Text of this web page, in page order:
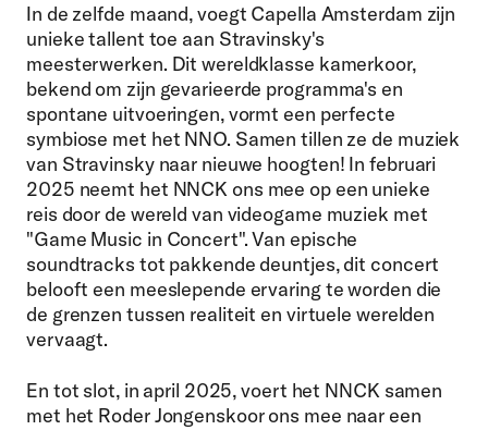
In de zelfde maand, voegt Capella Amsterdam zijn
unieke tallent toe aan Stravinsky's
meesterwerken. Dit wereldklasse kamerkoor,
bekend om zijn gevarieerde programma's en
spontane uitvoeringen, vormt een perfecte
symbiose met het NNO. Samen tillen ze de muziek
van Stravinsky naar nieuwe hoogten! In februari
2025 neemt het NNCK ons mee op een unieke
reis door de wereld van videogame muziek met
"Game Music in Concert". Van epische
soundtracks tot pakkende deuntjes, dit concert
belooft een meeslepende ervaring te worden die
de grenzen tussen realiteit en virtuele werelden
vervaagt.
En tot slot, in april 2025, voert het NNCK samen
met het Roder Jongenskoor ons mee naar een